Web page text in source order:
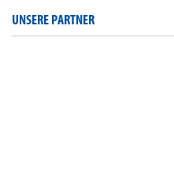
UNSERE PARTNER